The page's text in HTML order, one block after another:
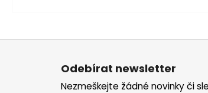
Z
Odebírat newsletter
Nezmeškejte žádné novinky či